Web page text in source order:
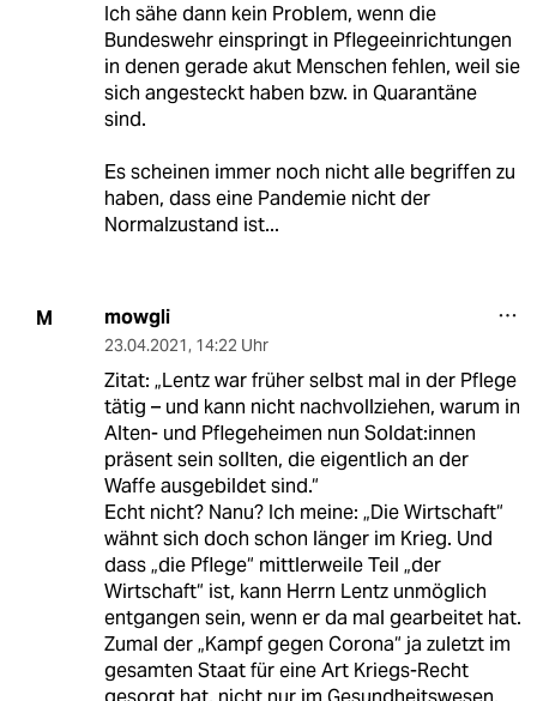
Ich sähe dann kein Problem, wenn die
Bundeswehr einspringt in Pflegeeinrichtungen
in denen gerade akut Menschen fehlen, weil sie
sich angesteckt haben bzw. in Quarantäne
sind.
Es scheinen immer noch nicht alle begriffen zu
haben, dass eine Pandemie nicht der
Normalzustand ist...
M mowgli
23.04.2021, 14:22 Uhr
Zitat: „Lentz war früher selbst mal in der Pflege
tätig – und kann nicht nachvollziehen, warum in
Alten- und Pflegeheimen nun Sol­da­t:in­nen
präsent sein sollten, die eigentlich an der
Waffe ausgebildet sind.“
Echt nicht? Nanu? Ich meine: „Die Wirtschaft“
wähnt sich doch schon länger im Krieg. Und
dass „die Pflege“ mittlerweile Teil „der
Wirtschaft“ ist, kann Herrn Lentz unmöglich
entgangen sein, wenn er da mal gearbeitet hat.
Zumal der „Kampf gegen Corona“ ja zuletzt im
gesamten Staat für eine Art Kriegs-Recht